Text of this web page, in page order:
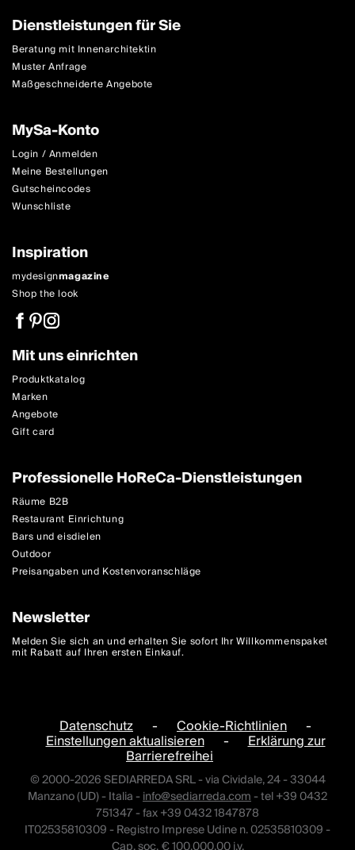
Dienstleistungen für Sie
Beratung mit Innenarchitektin
Muster Anfrage
Maßgeschneiderte Angebote
MySa-Konto
Login / Anmelden
Meine Bestellungen
Gutscheincodes
Wunschliste
Inspiration
mydesignmagazine
Shop the look
Mit uns einrichten
Produktkatalog
Marken
Angebote
Gift card
Professionelle HoReCa-Dienstleistungen
Räume B2B
Restaurant Einrichtung
Bars und eisdielen
Outdoor
Preisangaben und Kostenvoranschläge
Newsletter
Melden Sie sich an und erhalten Sie sofort Ihr Willkommenspaket
mit Rabatt auf Ihren ersten Einkauf.
Datenschutz - Cookie-Richtlinien -
Einstellungen aktualisieren - Erklärung zur
Barrierefreihei
© 2000-2026 SEDIARREDA SRL - via Cividale, 24 - 33044
Manzano (UD) - Italia -info@sediarreda.com- tel +39 0432
751347 - fax +39 0432 1847878
IT02535810309 - Registro Imprese Udine n. 02535810309 -